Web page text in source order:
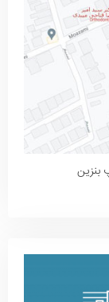
بنزین